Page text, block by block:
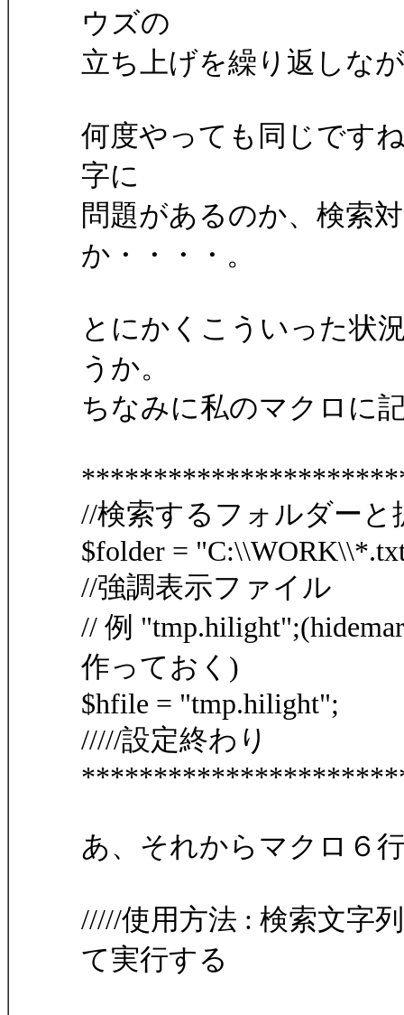
ウズの
立ち上げを繰り返しな
何度やっても同じです
字に
問題があるのか、検索
か・・・・。
とにかくこういった状
うか。
ちなみに私のマクロに
//検索するフォルダーと
$folder =
//強調表示ファイル
// 例
作っておく)
$hfile = "tmp.hilight";
/////設定終わり
あ、それからマクロ６
/////使用方法 : 検索文字
て実行する